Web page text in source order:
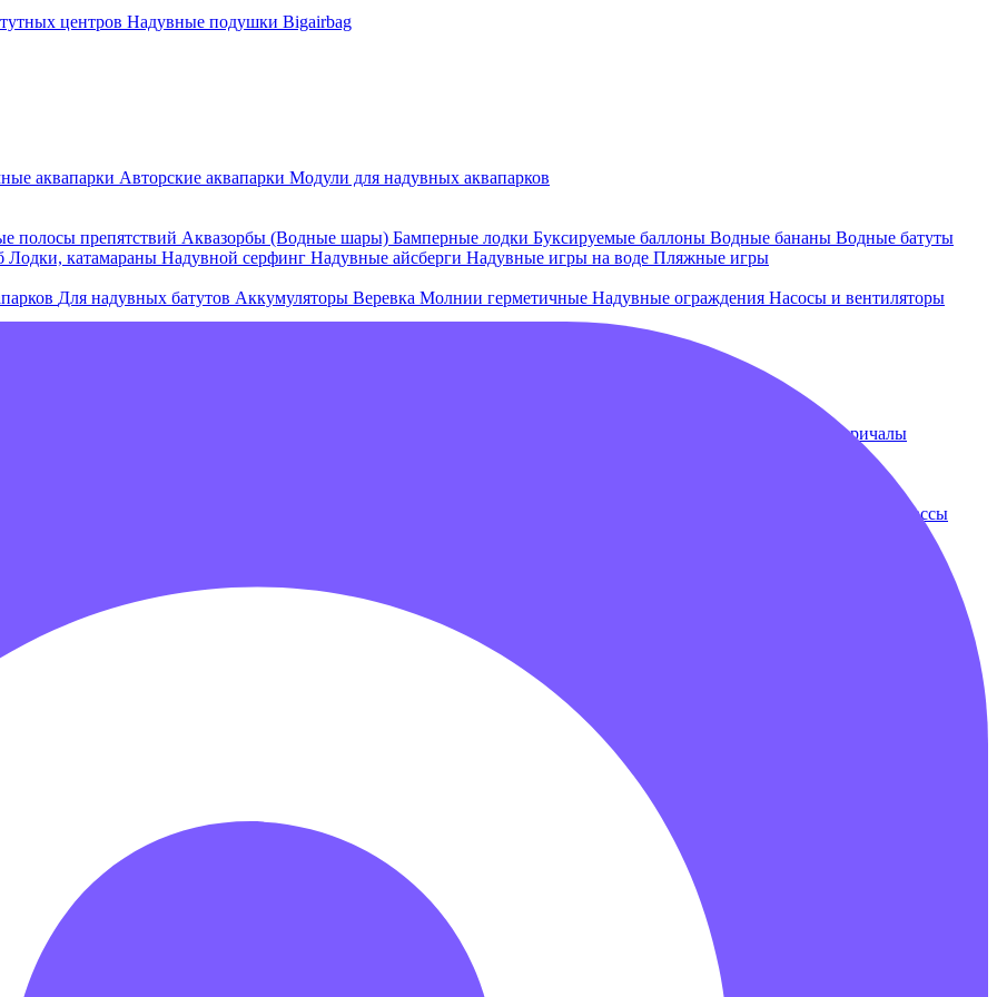
центров Надувные подушки Bigairbag
аквапарки Авторские аквапарки Модули для надувных аквапарков
полосы препятствий Аквазорбы (Водные шары) Бамперные лодки Буксируемые баллоны Водные бананы Водные батуты
Лодки, катамараны Надувной серфинг Надувные айсберги Надувные игры на воде Пляжные игры
Для надувных батутов Аккумуляторы Веревка Молнии герметичные Надувные ограждения Насосы и вентиляторы
Понтоны и причалы
Надувные трассы